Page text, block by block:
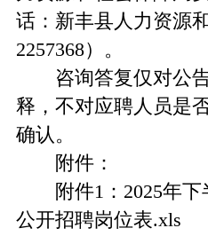
话：新丰县人力资源
2257368）。
咨询答复仅对公告
释，不对应聘人员是
确认。
附件：
附件1：2025年
公开招聘岗位表.xls